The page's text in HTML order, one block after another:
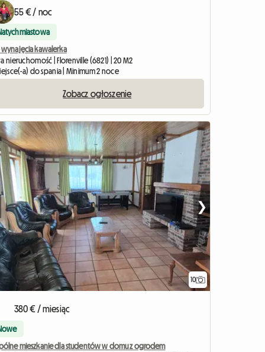
55 € / noc
wynajęcia kawalerka
nieruchomość | Florenville (6821) | 20 M2
a) do spania | Minimum 2 noce
Zobacz ogłoszenie
10
❯
380 € / miesiąc
mieszkanie dla studentów w domu z ogrodem